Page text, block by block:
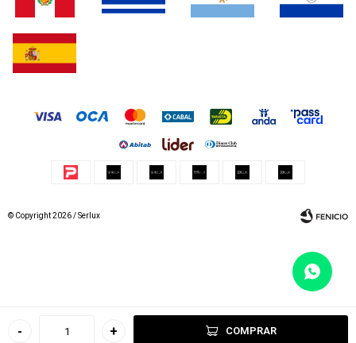
- + COMPRAR
© Copyright 2026 / Serlux